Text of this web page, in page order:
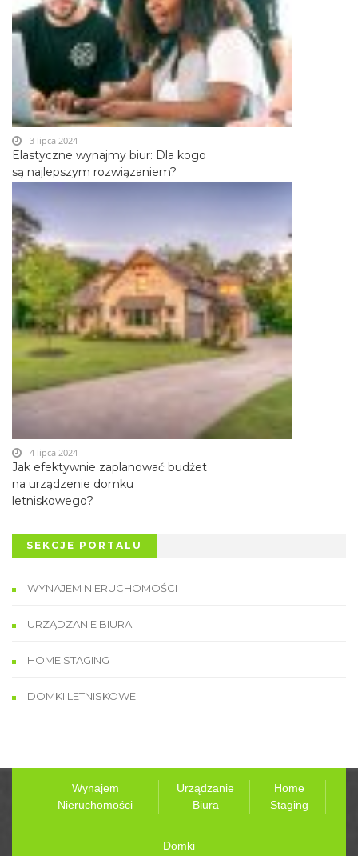
Elastyczne wynajmy biur: Dla kogo
są najlepszym rozwiązaniem?
3 lipca 2024
Jak efektywnie zaplanować budżet
na urządzenie domku
letniskowego?
4 lipca 2024
SEKCJE PORTALU
WYNAJEM NIERUCHOMOŚCI
URZĄDZANIE BIURA
HOME STAGING
DOMKI LETNISKOWE
Wynajem
Nieruchomości
Urządzanie
Biura
Home
Staging
Domki